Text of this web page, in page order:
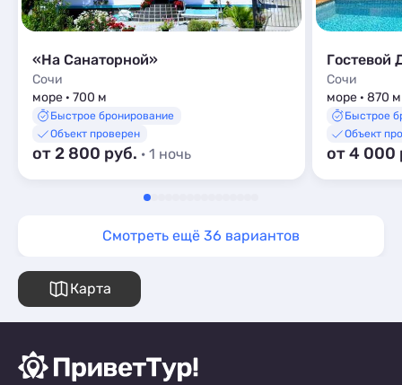
«На Санаторной»
Сочи
море · 700 м
Быстрое бронирование
Объект проверен
от 2 800 руб. · 1 ночь
Гостевой
Сочи
море · 870 м
Быстрое
Объект
от 4 000
Смотреть ещё 36 вариантов
Карта